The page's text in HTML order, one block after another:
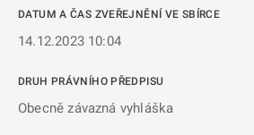
DATUM A ČAS ZVEŘEJNĚNÍ VE SBÍRCE
14.12.2023 10:04
DRUH PRÁVNÍHO PŘEDPISU
Obecně závazná vyhláška